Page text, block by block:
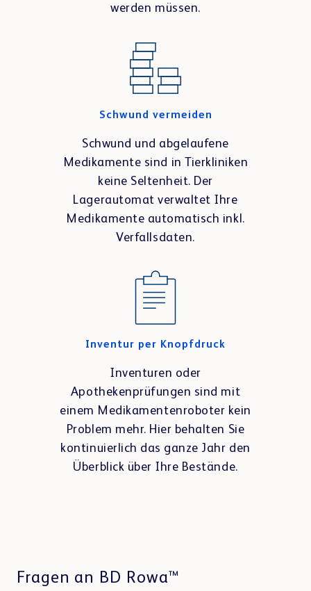
werden müssen.
Schwund vermeiden
Schwund und abgelaufene
Medikamente sind in Tierkliniken
keine Seltenheit. Der
Lagerautomat verwaltet Ihre
Medikamente automatisch inkl.
Verfallsdaten.
Inventur per Knopfdruck
Inventuren oder
Apothekenprüfungen sind mit
einem Medikamentenroboter kein
Problem mehr. Hier behalten Sie
kontinuierlich das ganze Jahr den
Überblick über Ihre Bestände.
Fragen an BD Rowa™